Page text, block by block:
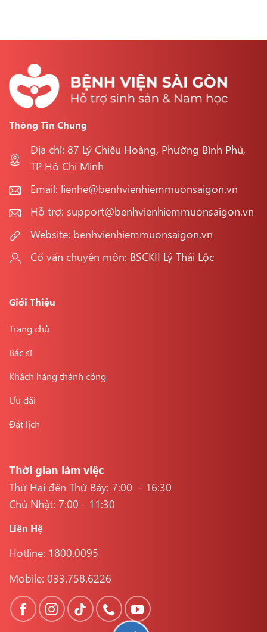
Thông Tin Chung
Địa chỉ: 87 Lý Chiêu Hoàng, Phường Bình Phú,
TP Hồ Chí Minh
Email: lienhe@benhvienhiemmuonsaigon.vn
Hỗ trợ: support@benhvienhiemmuonsaigon.vn
Website: benhvienhiemmuonsaigon.vn
Cố vấn chuyên môn: BSCKII Lý Thái Lộc
Giới Thiệu
Trang chủ
Bác sĩ
Khách hàng thành công
Ưu đãi
Đặt lịch
Thời gian làm việc
Thứ Hai đến Thứ Bảy: 7:00 - 16:30
Chủ Nhật: 7:00 - 11:30
Liên Hệ
Hotline: 1800.0095
Mobile: 033.758.6226